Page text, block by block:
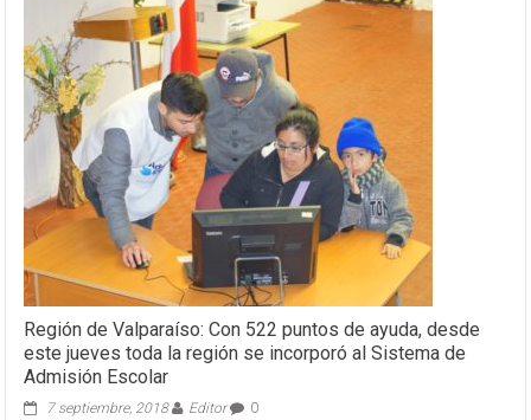
Región de Valparaíso: Con 522 puntos de ayuda, desde
este jueves toda la región se incorporó al Sistema de
Admisión Escolar
7 septiembre, 2018 Editor 0